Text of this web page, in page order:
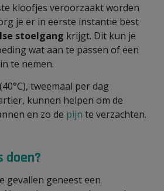
kloofjes veroorzaakt worden
je er in eerste instantie best
stoelgang krijgt. Dit kun je
wat aan te passen of een
te nemen.
(40°C), tweemaal per dag
kunnen helpen om de
en zo de pijn te verzachten.
doen?
gevallen geneest een